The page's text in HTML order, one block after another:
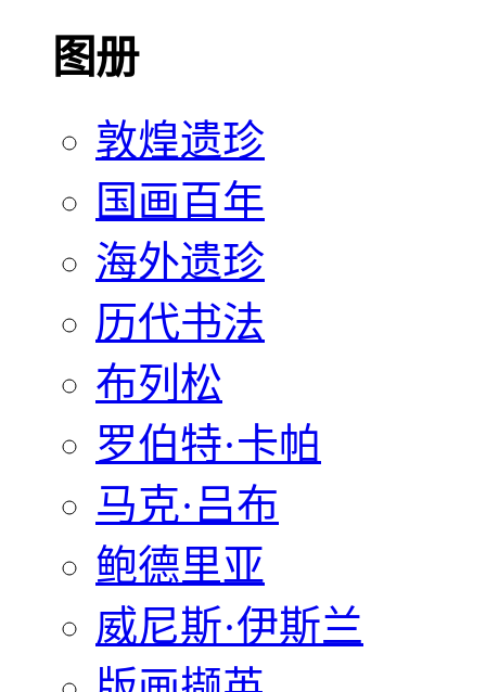
图册
敦煌遗珍
国画百年
海外遗珍
历代书法
布列松
罗伯特·卡帕
马克·吕布
鲍德里亚
威尼斯·伊斯兰